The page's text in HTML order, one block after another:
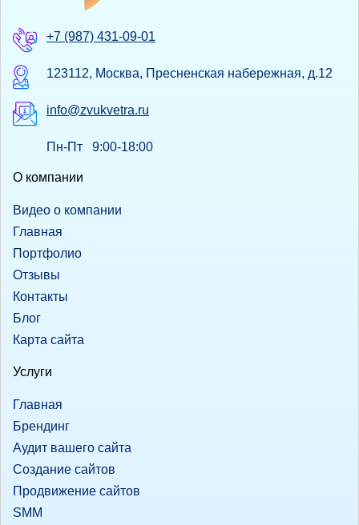
+7 (987) 431-09-01
123112, Москва, Пресненская набережная, д.12
info@zvukvetra.ru
Пн-Пт 9:00-18:00
О компании
Видео о компании
Главная
Портфолио
Отзывы
Контакты
Блог
Карта сайта
Услуги
Главная
Брендинг
Аудит вашего сайта
Создание сайтов
Продвижение сайтов
SMM